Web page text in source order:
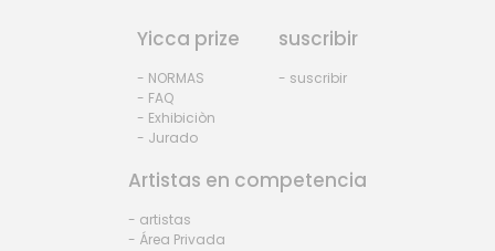
Yicca prize
- NORMAS
- FAQ
- Exhibiciòn
- Jurado
suscribir
- suscribir
Artistas en competencia
- artistas
- Área Privada